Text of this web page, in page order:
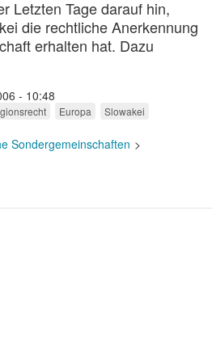
Letzten Tage darauf hin,
die rechtliche Anerkennung
erhalten hat. Dazu
- 10:48
Europa Slowakei
Sondergemeinschaften